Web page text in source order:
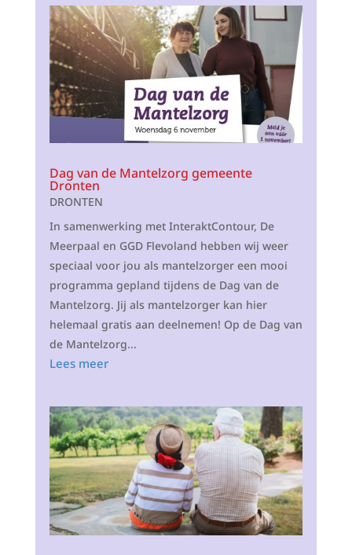
Dag van de Mantelzorg gemeente
Dronten
DRONTEN
In samenwerking met InteraktContour, De
Meerpaal en GGD Flevoland hebben wij weer
speciaal voor jou als mantelzorger een mooi
programma gepland tijdens de Dag van de
Mantelzorg. Jij als mantelzorger kan hier
helemaal gratis aan deelnemen! Op de Dag van
de Mantelzorg...
Lees meer